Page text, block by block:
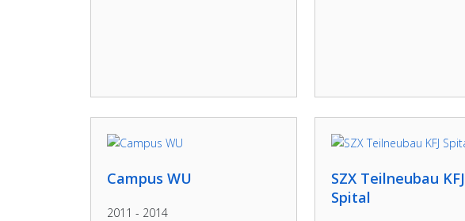
Campus WU
2011 - 2014
SZX Teilneubau KFJ
Spital